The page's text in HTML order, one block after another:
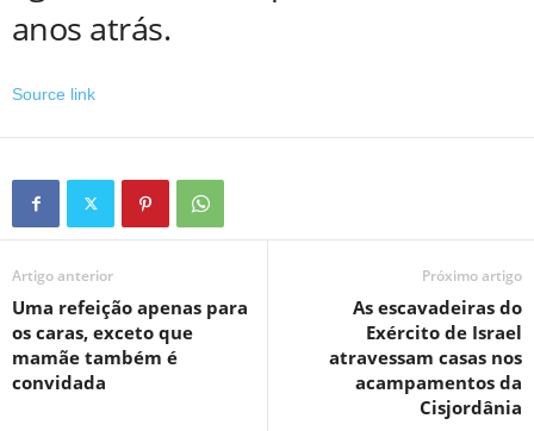
anos atrás.
Source link
Artigo anterior
Uma refeição apenas para
os caras, exceto que
mamãe também é
convidada
Próximo artigo
As escavadeiras do
Exército de Israel
atravessam casas nos
acampamentos da
Cisjordânia